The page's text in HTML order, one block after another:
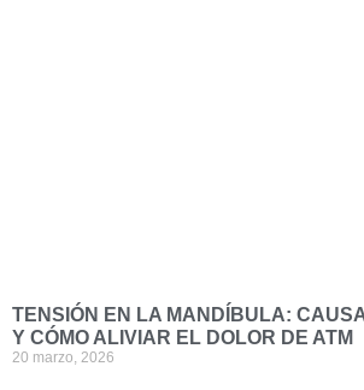
TENSIÓN EN LA MANDÍBULA:
Y CÓMO ALIVIAR EL DOLOR DE ATM
20 marzo, 2026